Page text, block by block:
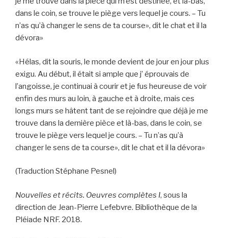
dans le coin, se trouve le piège vers lequel je cours. – Tu
n’as qu’à changer le sens de ta course», dit le chat et il la
dévora»
«Hélas, dit la souris, le monde devient de jour en jour plus
exigu. Au début, il était si ample que j’ éprouvais de
l’angoisse, je continuai à courir et je fus heureuse de voir
enfin des murs au loin, à gauche et à droite, mais ces
longs murs se hâtent tant de se rejoindre que déjà je me
trouve dans la dernière pièce et là-bas, dans le coin, se
trouve le piège vers lequel je cours. – Tu n’as qu’à
changer le sens de ta course», dit le chat et il la dévora»
(Traduction Stéphane Pesnel)
Nouvelles et récits. Oeuvres complètes I, sous la
direction de Jean-Pierre Lefebvre. Bibliothèque de la
Pléiade NRF. 2018.